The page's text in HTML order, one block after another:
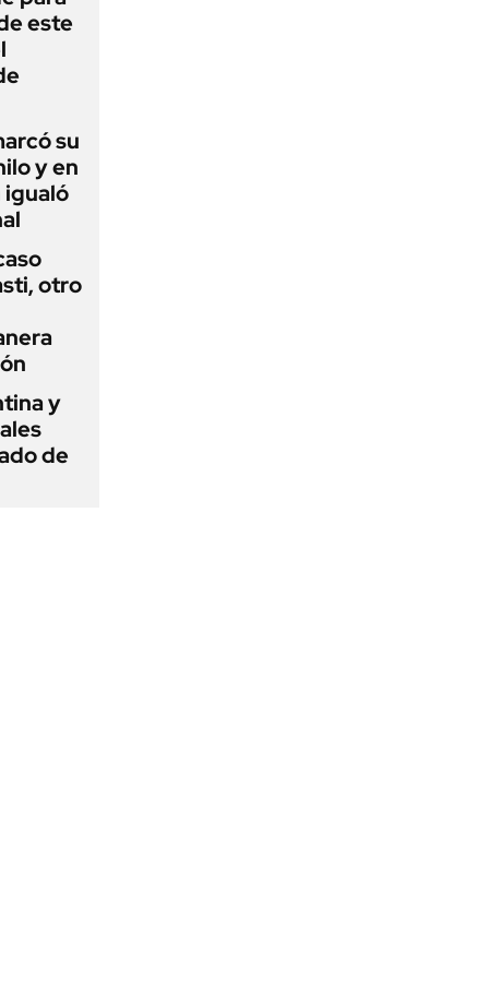
este
su
y en
igualó
otro
y
de